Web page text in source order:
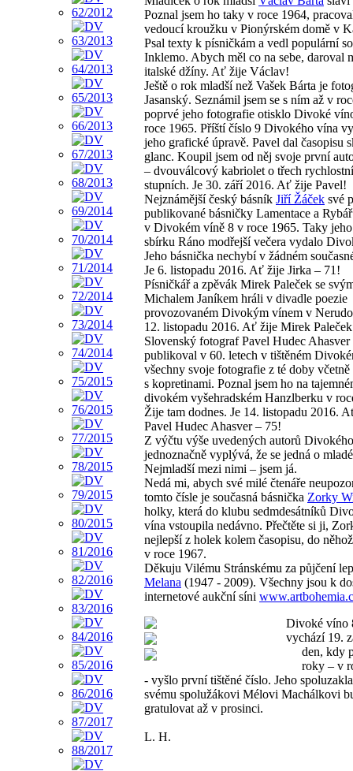
Poznal jsem ho taky v roce 1964,
vedoucí kroužku v Pionýrském domě v
Psal texty k písničkám a vedl populární
Inklemo. Abych měl co na sebe, daroval
italské džíny. Ať žije Václav!
Ještě o rok mladší než Vašek Bárta je
Jasanský. Seznámil jsem se s ním až v
poprvé jeho fotografie otisklo Divoké
roce 1965. Příští číslo 9 Divokého vína
jeho grafické úpravě. Pavel dal časopisu
glanc. Koupil jsem od něj svoje první
– dvouválcový kabriolet o třech
stupních. Je 30. září 2016. Ať žije Pavel!
Nejznámější český básník Jiří Žáček své
publikované básničky Lamentace a
v Divokém víně 8 v roce 1965. Taky
sbírku Ráno modřejší večera vydalo
Jeho básnička nechybí v žádném
Je 6. listopadu 2016. Ať žije Jirka – 71!
Písničkář a zpěvák Mirek Paleček se
Michalem Janíkem hráli v divadle poezie
provozovaném Divokým vínem v
12. listopadu 2016. Ať žije Mirek
Slovenský fotograf Pavel Hudec Ahasver
publikoval v 60. letech v tištěném
všechny svoje fotografie z té doby
s kopretinami. Poznal jsem ho na
divokém vyšehradském Hanzlberku v
Žije tam dodnes. Je 14. listopadu 2016.
Pavel Hudec Ahasver – 75!
Z výčtu výše uvedených autorů
jednoznačně vyplývá, že se jedná o
Nejmladší mezi nimi – jsem já.
Nedá mi, abych své milé čtenáře
tomto čísle je současná básnička Zorky
holky, která do klubu sedmdesátníků
vína vstoupila nedávno. Přečtěte si ji,
nejlepší z holek kolem časopisu, do
v roce 1967.
Děkuju Vilému Stránskému za půjčení
Melana (1947 - 2009). Všechny jsou k
internetové aukční síni
Divoké víno
vychází 19.
den, kdy
roky – v
- vyšlo první tištěné číslo. Jeho
svému spolužákovi Mélovi Machálkovi
gratulovat až v prosinci.
L. H.